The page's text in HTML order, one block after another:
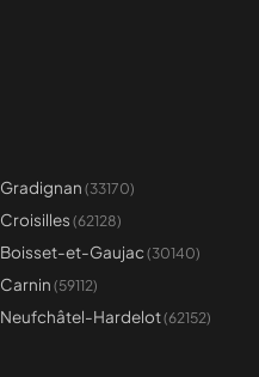
Gradignan (33170)
Croisilles (62128)
Boisset-et-Gaujac (30140)
Carnin (59112)
Neufchâtel-Hardelot(62152)